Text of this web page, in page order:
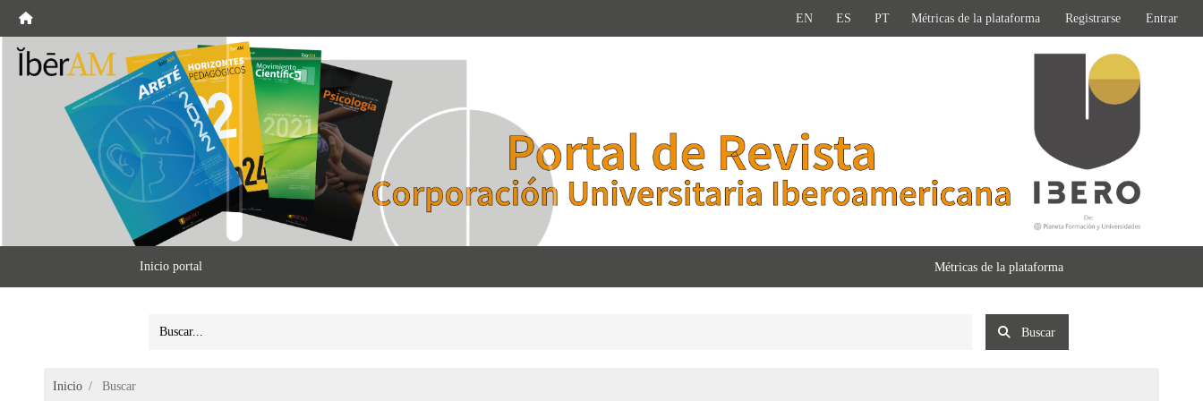
EN ES PT Métricas de la plataforma Registrarse Entrar
Inicio portal Métricas de la plataforma
Buscar
Inicio Buscar